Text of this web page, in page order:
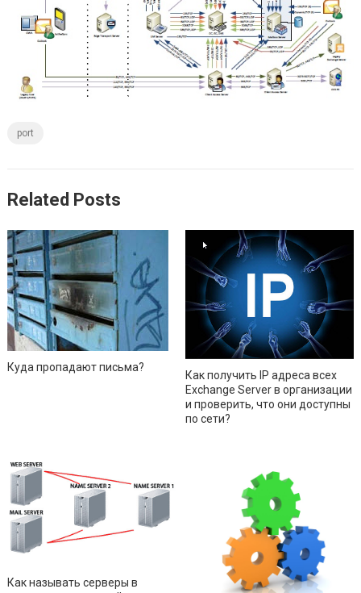
port
Related Posts
Куда пропадают письма?
Как получить IP адреса всех
Exchange Server в организации
и проверить, что они доступны
по сети?
Как называть серверы в